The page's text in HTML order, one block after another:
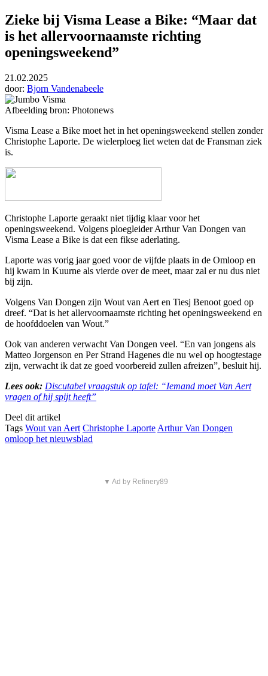
Zieke bij Visma Lease a Bike: “Maar dat
is het allervoornaamste richting
openingsweekend”
21.02.2025
door: Bjorn Vandenabeele
Afbeelding bron: Photonews
Visma Lease a Bike moet het in het openingsweekend stellen zonder
Christophe Laporte. De wielerploeg liet weten dat de Fransman ziek
is.
Christophe Laporte geraakt niet tijdig klaar voor het
openingsweekend. Volgens ploegleider Arthur Van Dongen van
Visma Lease a Bike is dat een fikse aderlating.
Laporte was vorig jaar goed voor de vijfde plaats in de Omloop en
hij kwam in Kuurne als vierde over de meet, maar zal er nu dus niet
bij zijn.
Volgens Van Dongen zijn Wout van Aert en Tiesj Benoot goed op
dreef. “Dat is het allervoornaamste richting het openingsweekend en
de hoofddoelen van Wout.”
Ook van anderen verwacht Van Dongen veel. “En van jongens als
Matteo Jorgenson en Per Strand Hagenes die nu wel op hoogtestage
zijn, verwacht ik dat ze goed voorbereid zullen afreizen”, besluit hij.
Lees ook: Discutabel vraagstuk op tafel: “Iemand moet Van Aert
vragen of hij spijt heeft”
Deel dit artikel
Tags Wout van Aert Christophe Laporte Arthur Van Dongen
omloop het nieuwsblad
▼ Ad by Refinery89